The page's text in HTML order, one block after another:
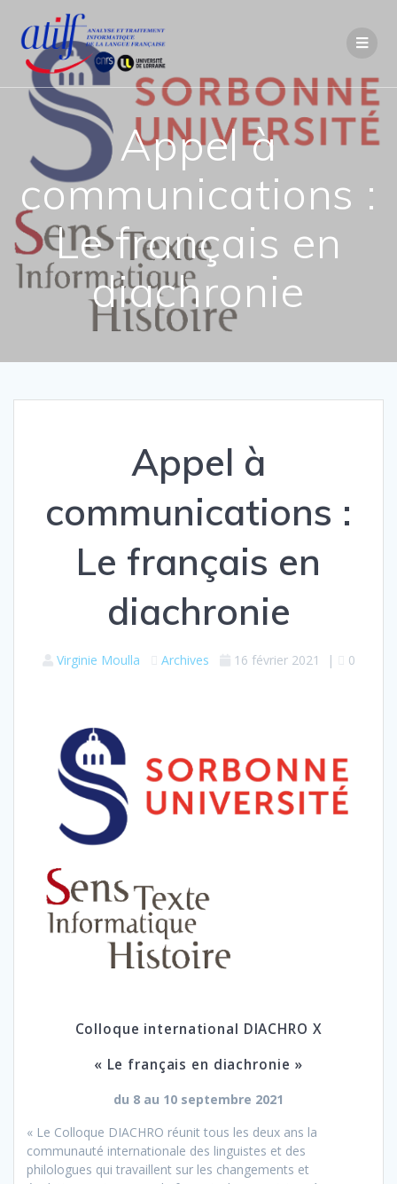
Appel à
communications :
Le français en
diachronie
Appel à
communications :
Le français en
diachronie
Virginie Moulla Archives 16 février 2021 | 0
Colloque international DIACHRO X
« Le français en diachronie »
du 8 au 10 septembre 2021
« Le Colloque DIACHRO réunit tous les deux ans la
communauté internationale des linguistes et des
philologues qui travaillent sur les changements et